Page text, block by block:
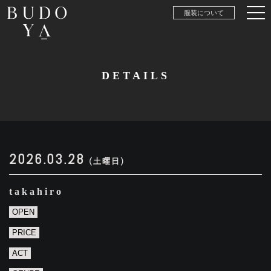
服装について
DETAILS
2026.03.28 (土曜日)
takahiro
OPEN
PRICE
ACT